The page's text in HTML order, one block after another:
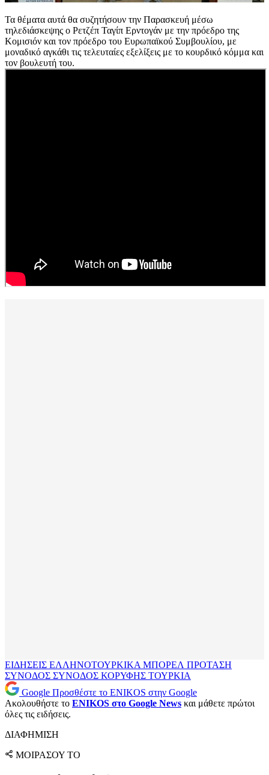
Τα θέματα αυτά θα συζητήσουν την Παρασκευή μέσω
τηλεδιάσκεψης o Ρετζέπ Ταγίπ Ερντογάν με την πρόεδρο της
Κομισιόν και τον πρόεδρο του Ευρωπαϊκού Συμβουλίου, με
μοναδικό αγκάθι τις τελευταίες εξελίξεις με το κουρδικό κόμμα και
τον βουλευτή του.
ΕΙΔΗΣΕΙΣ ΕΛΛΗΝΟΤΟΥΡΚΙΚΑ ΜΠΟΡΕΛ ΠΡΟΤΑΣΗ
ΣΥΝΟΔΟΣ ΣΥΝΟΔΟΣ ΚΟΡΥΦΗΣ ΤΟΥΡΚΙΑ
Google Προσθέστε το ENIKOS στην Google
Ακολουθήστε το ENIKOS στο Google News και μάθετε πρώτοι
όλες τις ειδήσεις.
ΔΙΑΦΗΜΙΣΗ
ΜΟΙΡΑΣΟΥ ΤΟ